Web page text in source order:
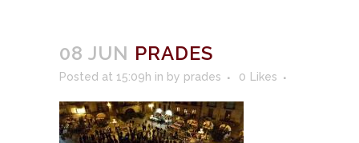
08 JUN PRADES
Posted at 15:09h in by prades 0 Likes